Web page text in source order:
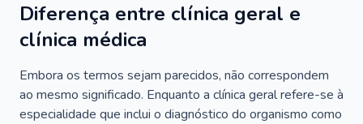
Diferença entre clínica geral e
clínica médica
Embora os termos sejam parecidos, não correspondem
ao mesmo significado. Enquanto a clínica geral refere-se à
especialidade que inclui o diagnóstico do organismo como